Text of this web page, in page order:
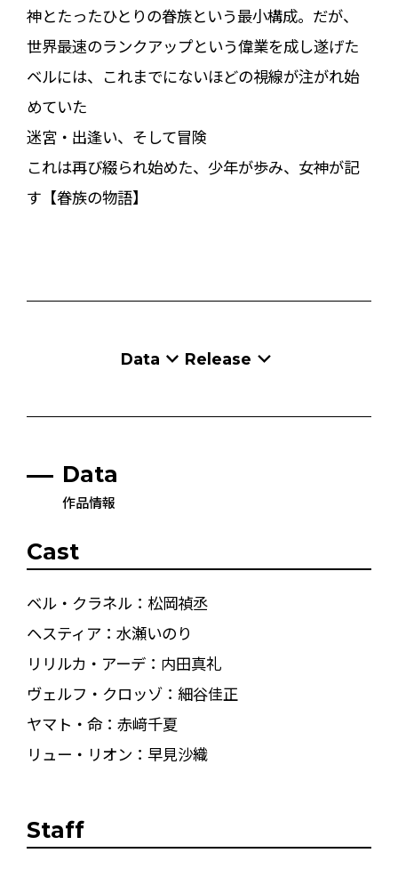
神とたったひとりの眷族という最小構成。だが、
世界最速のランクアップという偉業を成し遂げた
ベルには、これまでにないほどの視線が注がれ始
めていた――
迷宮・出逢い、そして冒険――
これは再び綴られ始めた、――少年が歩み、女神が記
す【眷族の物語】――
Data Release
Data
作品情報
Cast
ベル・クラネル：松岡禎丞
ヘスティア：水瀬いのり
リリルカ・アーデ：内田真礼
ヴェルフ・クロッゾ：細谷佳正
ヤマト・命：赤﨑千夏
リュー・リオン：早見沙織
Staff